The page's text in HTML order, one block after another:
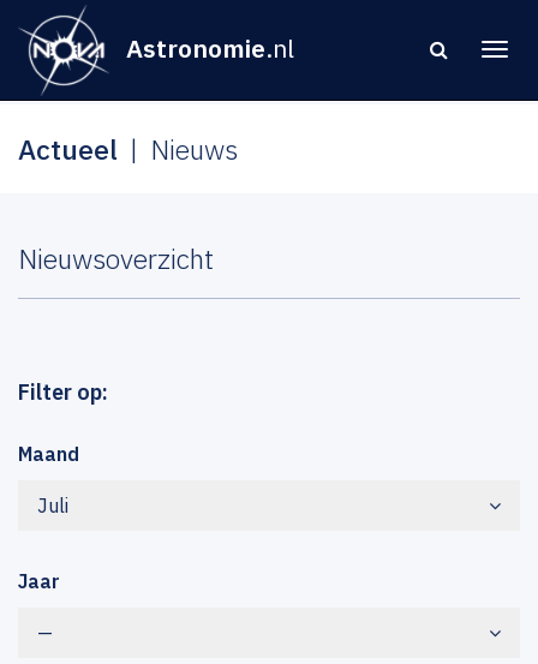
Astronomie.nl
Actueel Nieuws
Nieuwsoverzicht
Filter op:
Maand
Juli
Jaar
—